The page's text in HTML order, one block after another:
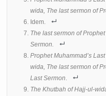
wida, The last sermon of
Idem.
The last sermon of
Sermon.
Prophet Muhammad’s
wida, The last sermon of
Last Sermon.
The Khutbah of Hajj-ul-